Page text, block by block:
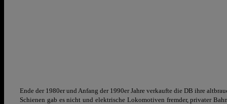
Ende der 1980er und Anfang der 1990er Jahre verkaufte die DB ihre
Schienen gab es nicht und elektrische Lokomotiven fremder, privater